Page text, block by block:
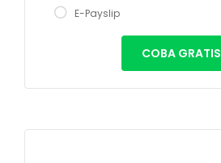
E-Payslip
COBA GRATIS